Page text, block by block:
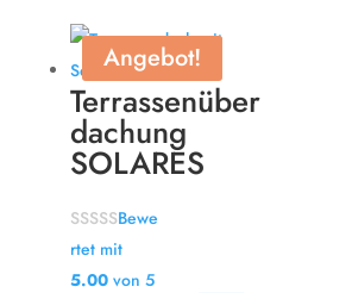
Angebot!
Terrassenüber
dachung
SOLARES
Bewe
rtet mit
5.00von 5